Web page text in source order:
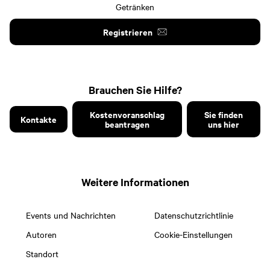
Getränken
Registrieren
Brauchen Sie Hilfe?
Kontakte Kostenvoranschlag
beantragen
Sie finden
uns hier
Weitere Informationen
Events und Nachrichten
Datenschutzrichtlinie
Autoren
Cookie-Einstellungen
Standort